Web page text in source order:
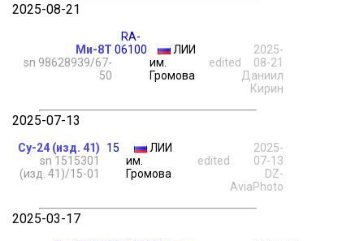
2025-08-21
Ми-8Т
sn 98628939/67-
50
RA-
06100
ЛИИ
им.
Громова
edited
2025-
08-21
Даниил
Кирин
2025-07-13
Су-24 (изд. 41)
sn 1515301
(изд. 41)/15-01
15
ЛИИ
им.
Громова
edited
2025-
07-13
DZ-
AviaPhoto
2025-03-17